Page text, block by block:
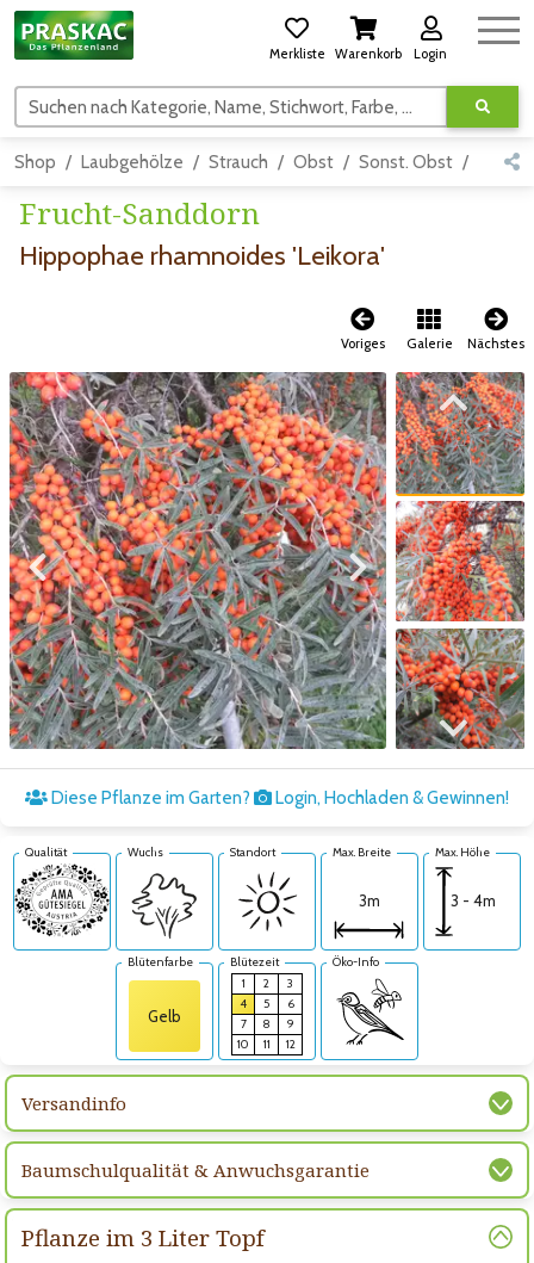
Merkliste Warenkorb Login
Suchen nach Kategorie, Name, Stichwort, Farbe, usw.
Shop Laubgehölze Strauch Obst Sonst. Obst Detail
Frucht-Sanddorn
Hippophae rhamnoides 'Leikora'
Voriges Galerie Nächstes
Zum vorigen Bild Zum nächsten Bild
Zum vorigen Bild
Zum nächsten Bild
Diese Pflanze im Garten? Login, Hochladen & Gewinnen!
Qualität Wuchs Standort Max. Breite
3m
Max. Höhe
3 - 4m
Blütenfarbe
Gelb
Blütezeit
1
2
3
4
5
6
7
8
9
10
11 12
Öko-Info
Versandinfo
Baumschulqualität & Anwuchsgarantie
Pflanze im 3 Liter Topf